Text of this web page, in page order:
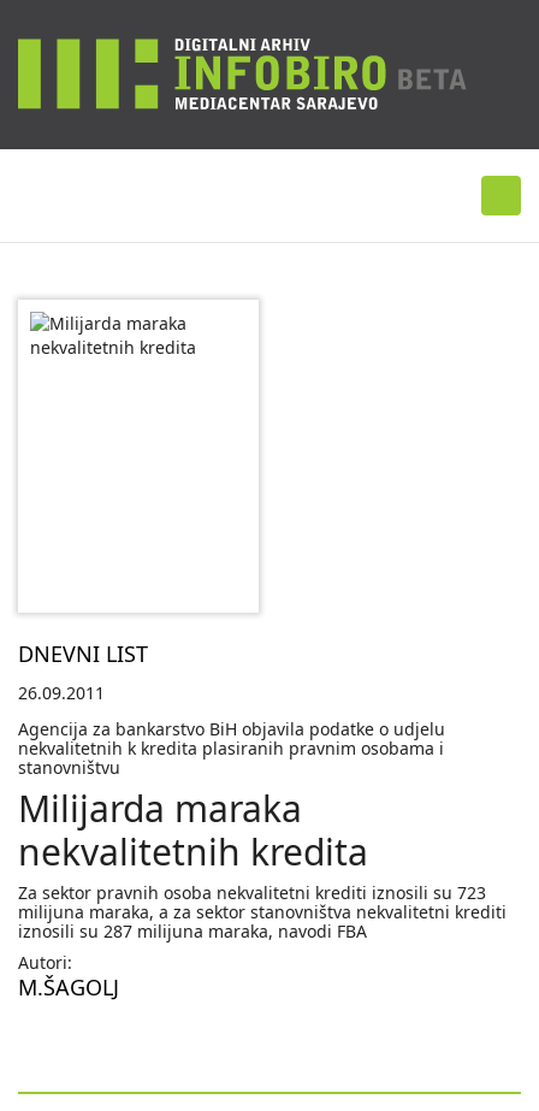
DNEVNI LIST
26.09.2011
Agencija za bankarstvo BiH objavila podatke o udjelu
nekvalitetnih k kredita plasiranih pravnim osobama i
stanovništvu
Milijarda maraka
nekvalitetnih kredita
Za sektor pravnih osoba nekvalitetni krediti iznosili su 723
milijuna maraka, a za sektor stanovništva nekvalitetni krediti
iznosili su 287 milijuna maraka, navodi FBA
Autori:
M.ŠAGOLJ